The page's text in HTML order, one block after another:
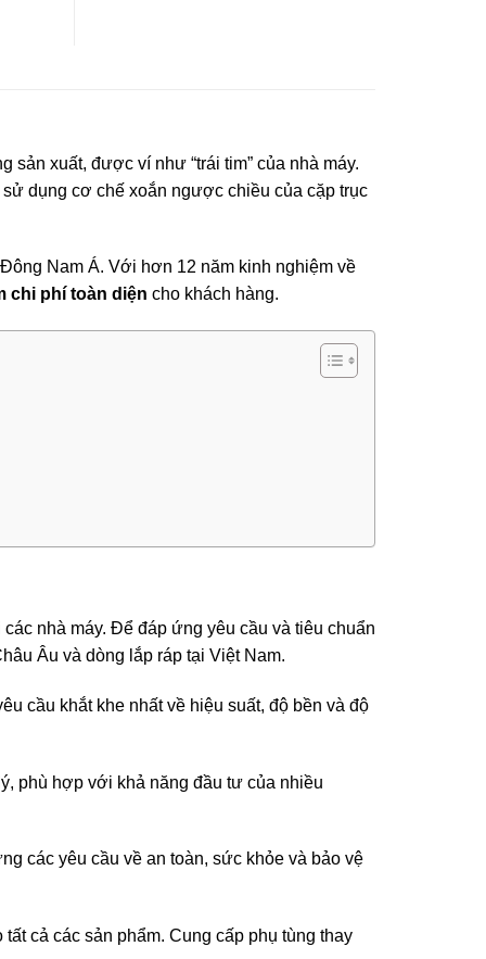
sản xuất, được ví như “trái tim” của nhà máy.
dụng cơ chế xoắn ngược chiều của cặp trục
Nam Á. Với hơn 12 năm kinh nghiệm về
chi phí toàn diện cho khách hàng.
nhà máy. Để đáp ứng yêu cầu và tiêu chuẩn
Âu và dòng lắp ráp tại Việt Nam.
cầu khắt khe nhất về hiệu suất, độ bền và độ
phù hợp với khả năng đầu tư của nhiều
các yêu cầu về an toàn, sức khỏe và bảo vệ
cả các sản phẩm. Cung cấp phụ tùng thay